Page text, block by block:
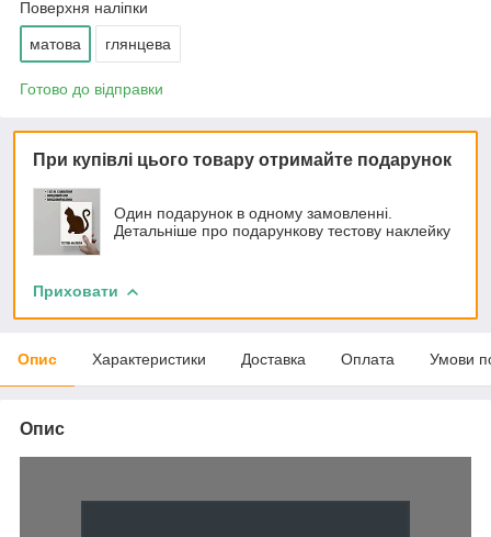
Поверхня наліпки
матова глянцева
Готово до відправки
При купівлі цього товару отримайте подарунок
Один подарунок в одному замовленні.
Детальніше про подарункову тестову наклейку
Приховати
Опис Характеристики Доставка Оплата Умови
Опис